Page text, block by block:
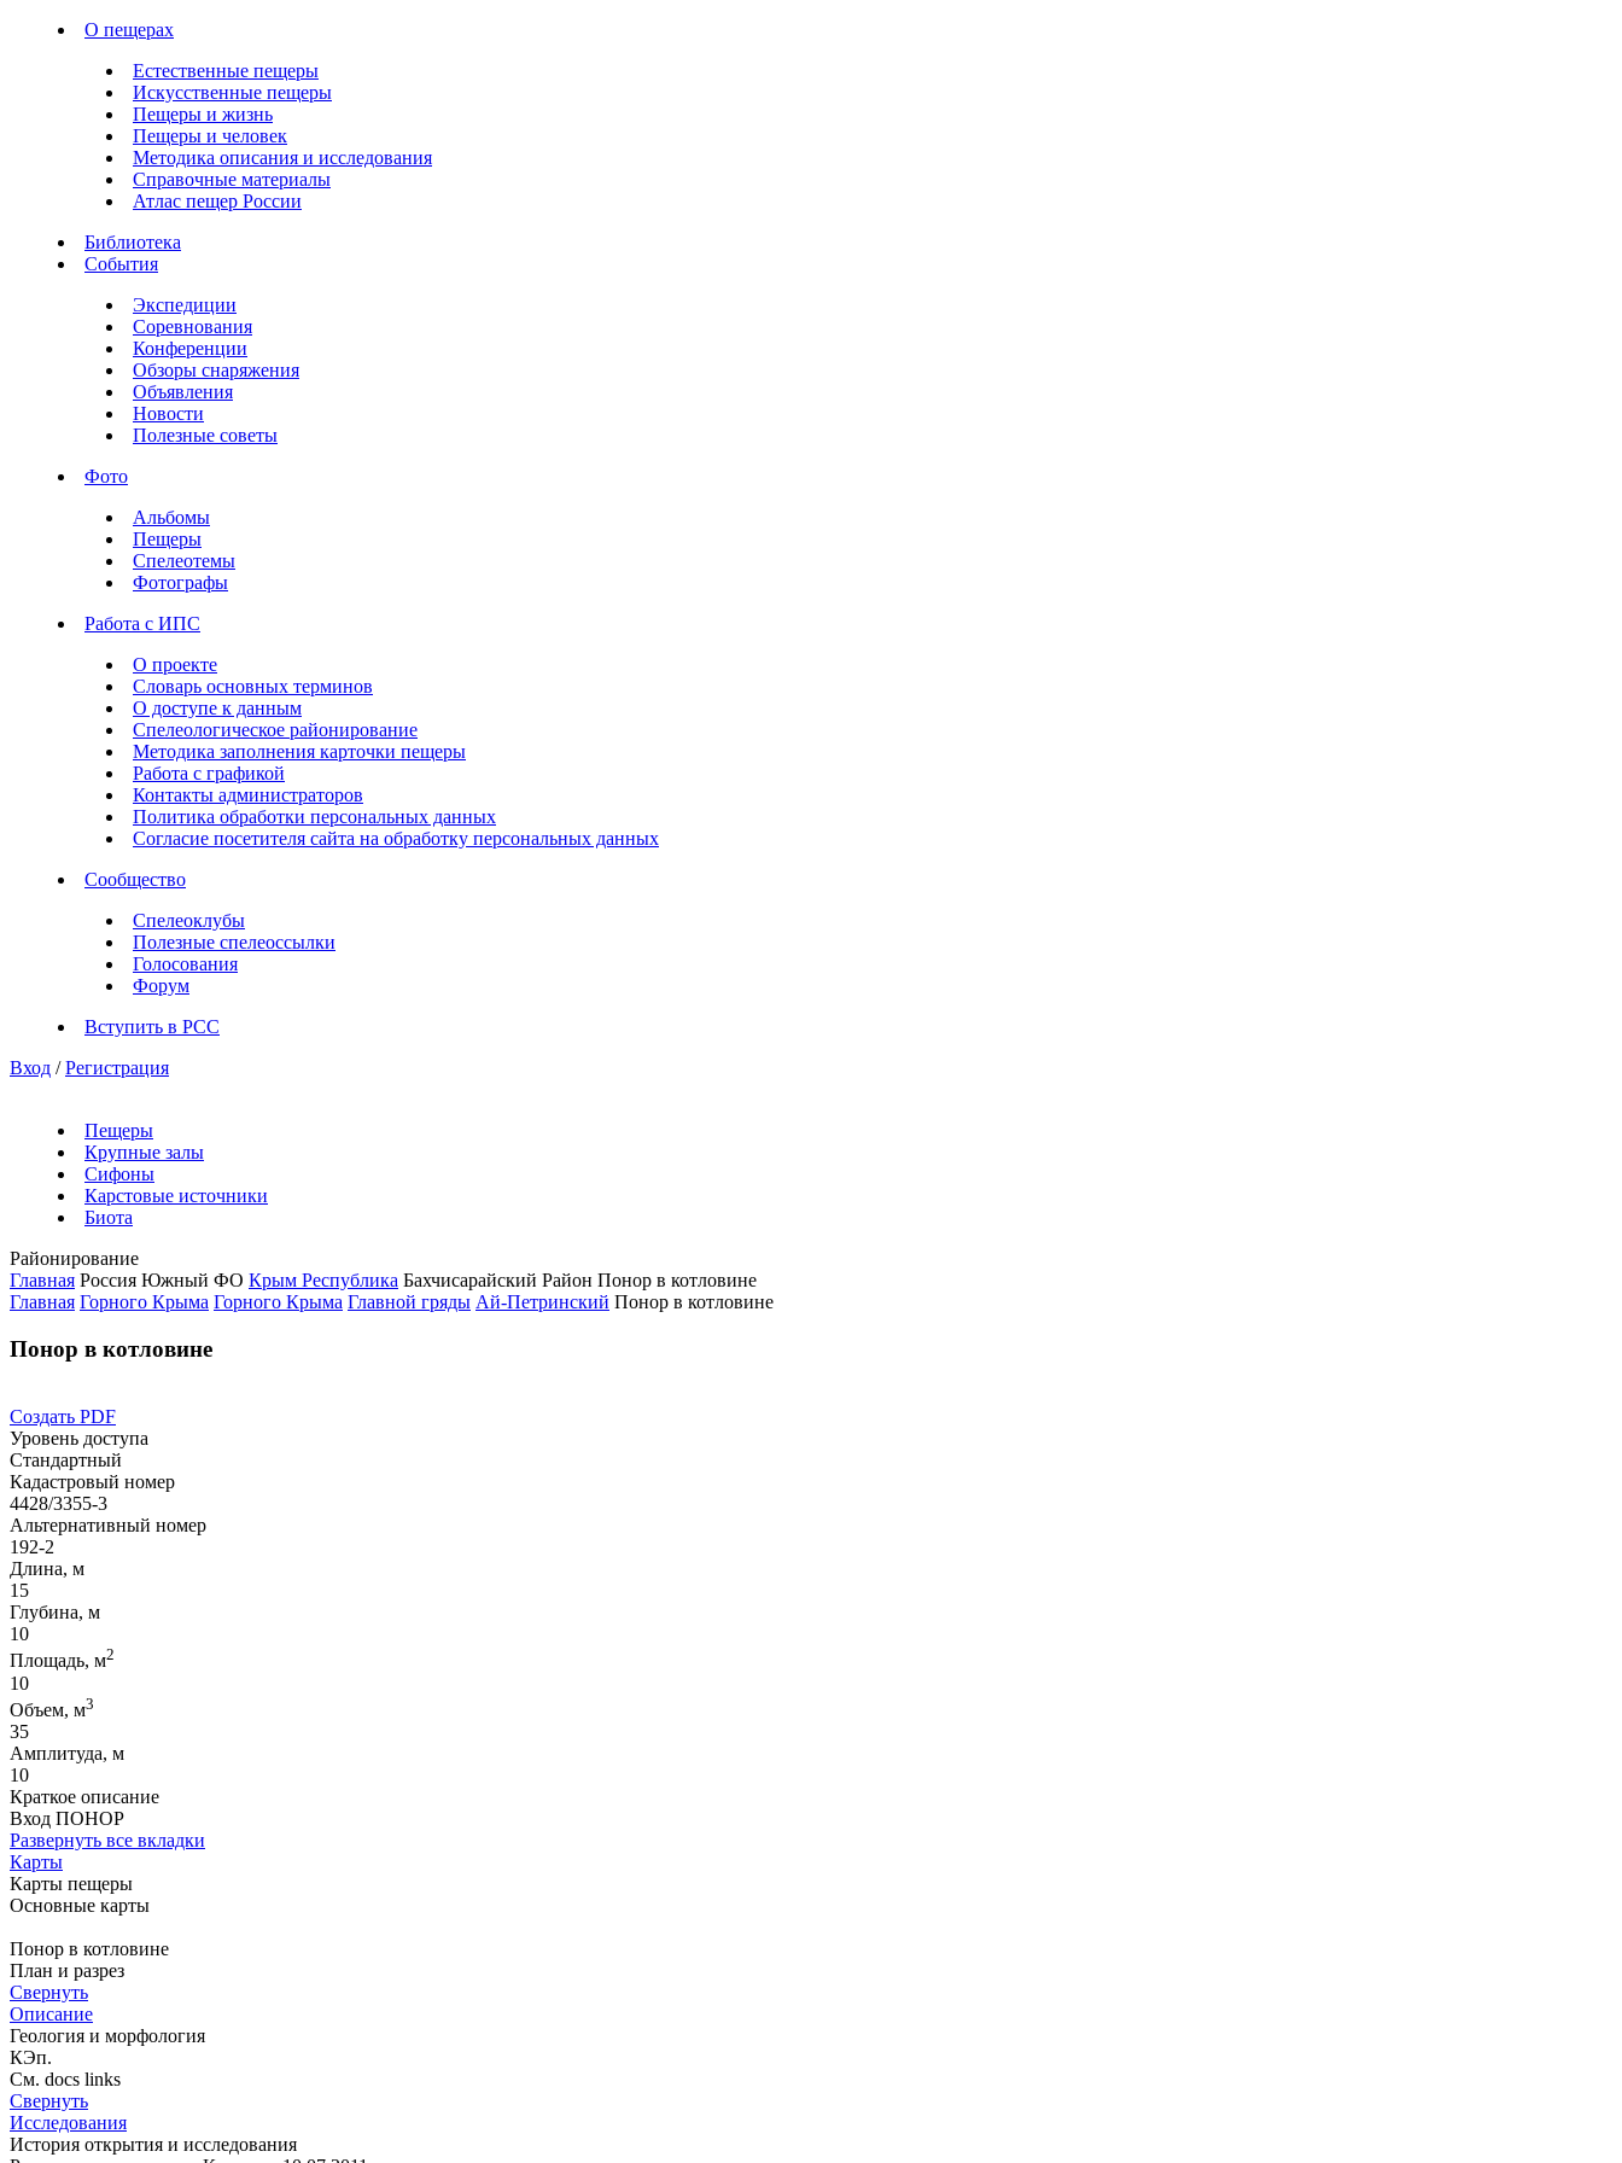
О пещерах
Естественные пещеры
Искусственные пещеры
Пещеры и жизнь
Пещеры и человек
Методика описания и исследования
Справочные материалы
Атлас пещер России
Библиотека
События
Экспедиции
Соревнования
Конференции
Обзоры снаряжения
Объявления
Новости
Полезные советы
Фото
Альбомы
Пещеры
Спелеотемы
Фотографы
Работа с ИПС
О проекте
Словарь основных терминов
О доступе к данным
Спелеологическое районирование
Методика заполнения карточки пещеры
Работа с графикой
Контакты администраторов
Политика обработки персональных данных
Согласие посетителя сайта на обработку персональных данных
Сообщество
Спелеоклубы
Полезные спелеоссылки
Голосования
Форум
Вступить в РСС
Вход / Регистрация
Пещеры
Крупные залы
Сифоны
Карстовые источники
Биота
Районирование
Главная Россия Южный ФО Крым Республика Бахчисарайский Район Понор в котловине
Главная Горного Крыма Горного Крыма Главной гряды Ай-Петринский Понор в котловине
Понор в котловине
Создать PDF
Уровень доступа
Стандартный
Кадастровый номер
4428/3355-3
Альтернативный номер
192-2
Длина, м
15
Глубина, м
10
Площадь, м2
10
Объем, м3
35
Амплитуда, м
10
Краткое описание
Вход ПОНОР
Развернуть все вкладки
Карты
Карты пещеры
Основные карты
Понор в котловине
План и разрез
Свернуть
Описание
Геология и морфология
КЭп.
См. docs links
Свернуть
Исследования
История открытия и исследования